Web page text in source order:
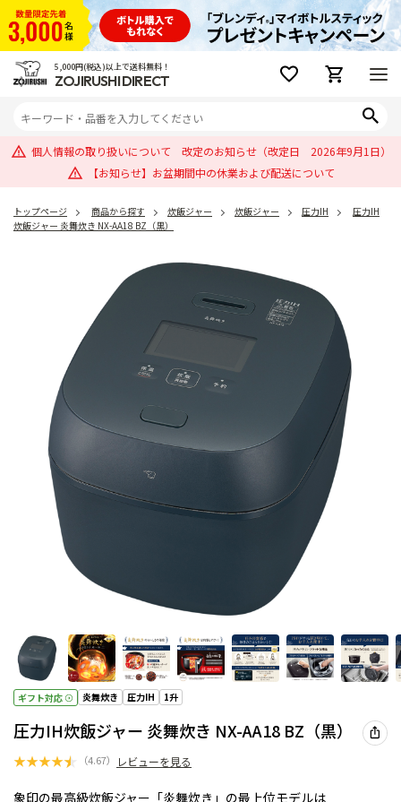
5,000円(税込)以上で送料無料！
ZOJIRUSHI DIRECT
個人情報の取り扱いについて 改定のお知らせ（改定日 2026年9月1日）
【お知らせ】お盆期間中の休業および配送について
トップページ 商品から探す 炊飯ジャー 炊飯ジャー 圧力IH
圧力IH
炊飯ジャー 炎舞炊き NX-AA18 BZ（黒）
ギフト対応 炎舞炊き 圧力IH 1升
圧力IH炊飯ジャー 炎舞炊き NX-AA18 BZ（黒）
★★★★★ （4.67） レビューを見る
象印の最高級炊飯ジャー「炎舞炊き」の最上位モデルは